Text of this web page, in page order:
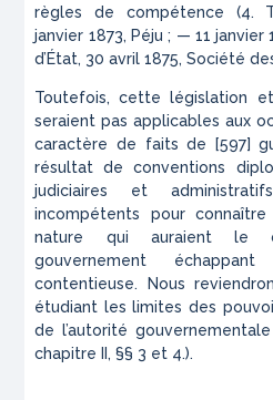
règles de compétence
(4.
janvier 1873, Péju ; — 11
d’État, 30 avril 1875, Société
Toutefois, cette législation
seraient pas applicables aux
caractère de faits de [597]
résultat de conventions
judiciaires et
incompétents pour
nature qui auraient le
gouvernement
contentieuse. Nous
étudiant les limites des
de l’autorité
chapitre II, §§ 3 et 4.).